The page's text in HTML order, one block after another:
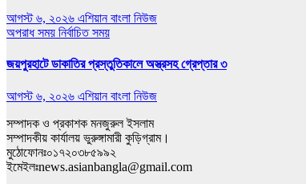
আগস্ট ৬, ২০২৬ এশিয়ান বাংলা নিউজ
অপরাধ সময় নির্বাচিত সময়
জয়পুরহাটে ডাকাতির প্রস্তুতিকালে অস্ত্রসহ গ্রেপ্তার ৩
আগস্ট ৬, ২০২৬ এশিয়ান বাংলা নিউজ
সম্পাদক ও প্রকাশক মনজুরুল ইসলাম
সম্পাদকীয় কার্যালয় ভুরুঙ্গামারী কুড়িগ্রাম।
মুঠোফোনঃ০১৭২০৩৮৫৯৯২
ইমেইলঃnews.asianbangla@gmail.com